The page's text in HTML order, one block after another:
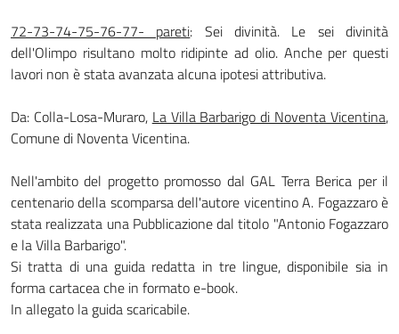
72-73-74-75-76-77- pareti: Sei divinità. Le sei divinità
dell'Olimpo risultano molto ridipinte ad olio. Anche per questi
lavori non è stata avanzata alcuna ipotesi attributiva.
Da: Colla-Losa-Muraro, La Villa Barbarigo di Noventa Vicentina,
Comune di Noventa Vicentina.
Nell'ambito del progetto promosso dal GAL Terra Berica per il
centenario della scomparsa dell'autore vicentino A. Fogazzaro è
stata realizzata una Pubblicazione dal titolo "Antonio Fogazzaro
e la Villa Barbarigo".
Si tratta di una guida redatta in tre lingue, disponibile sia in
forma cartacea che in formato e-book.
In allegato la guida scaricabile.